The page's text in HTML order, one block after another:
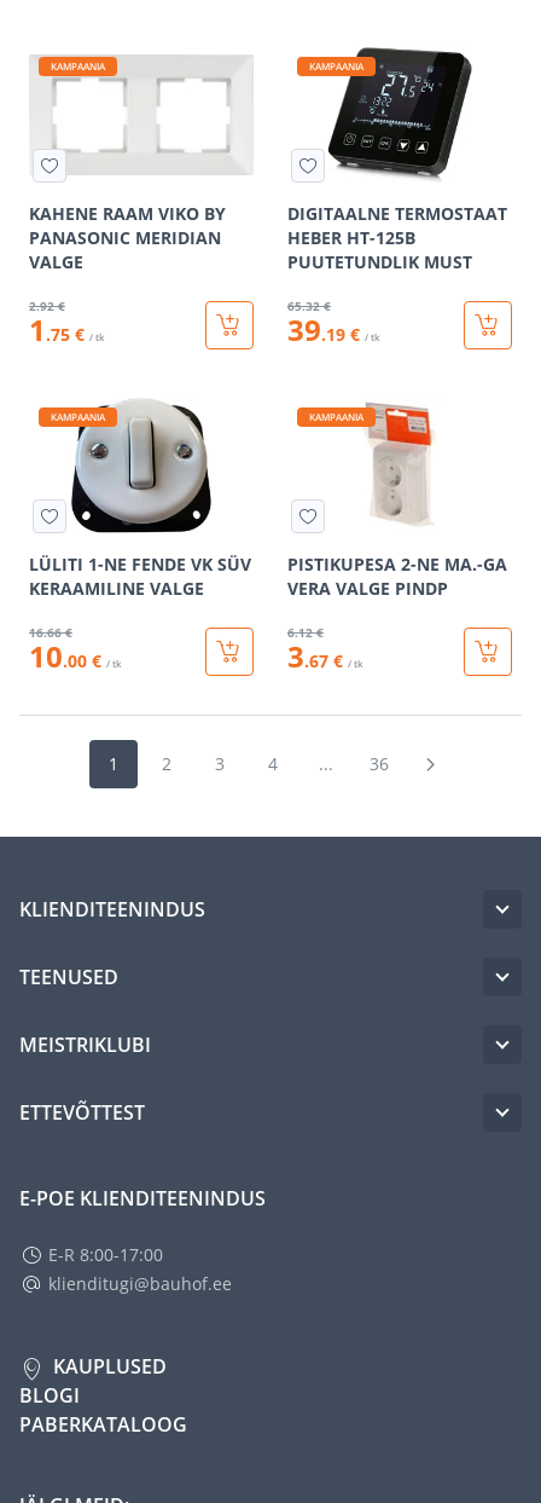
KAMPAANIA
KAHENE RAAM VIKO BY
PANASONIC MERIDIAN
VALGE
2.92 €
1 .75 € / tk
KAMPAANIA
DIGITAALNE TERMOSTAAT
HEBER HT-125B
PUUTETUNDLIK MUST
65.32 €
39.19 € / tk
KAMPAANIA
LÜLITI 1-NE FENDE VK SÜV
KERAAMILINE VALGE
16.66 €
10.00 € / tk
KAMPAANIA
PISTIKUPESA 2-NE MA.-GA
VERA VALGE PINDP
6.12 €
3.67 € / tk
1 2 3 4 ... 36
KLIENDITEENINDUS
TEENUSED
MEISTRIKLUBI
ETTEVÕTTEST
E-POE KLIENDITEENINDUS
E-R 8:00-17:00
klienditugi@bauhof.ee
KAUPLUSED
BLOGI
PABERKATALOOG